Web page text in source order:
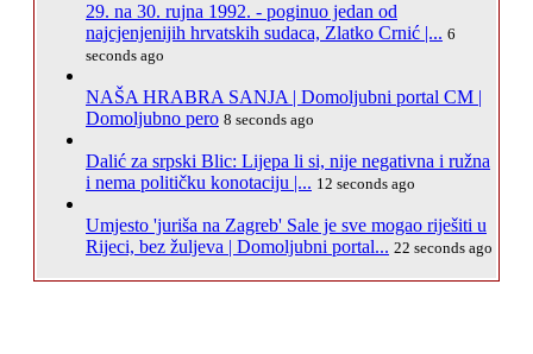
29. na 30. rujna 1992. - poginuo jedan od
najcjenjenijih hrvatskih sudaca, Zlatko Crnić |... 6
seconds ago
NAŠA HRABRA SANJA | Domoljubni portal CM |
Domoljubno pero 8 seconds ago
Dalić za srpski Blic: Lijepa li si, nije negativna i ružna
i nema političku konotaciju |... 12 seconds ago
Umjesto 'juriša na Zagreb' Sale je sve mogao riješiti u
Rijeci, bez žuljeva | Domoljubni portal... 22 seconds ago